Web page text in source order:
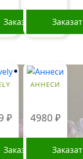
Заказать
₽
Заказать
АННЕСИ
4980 ₽